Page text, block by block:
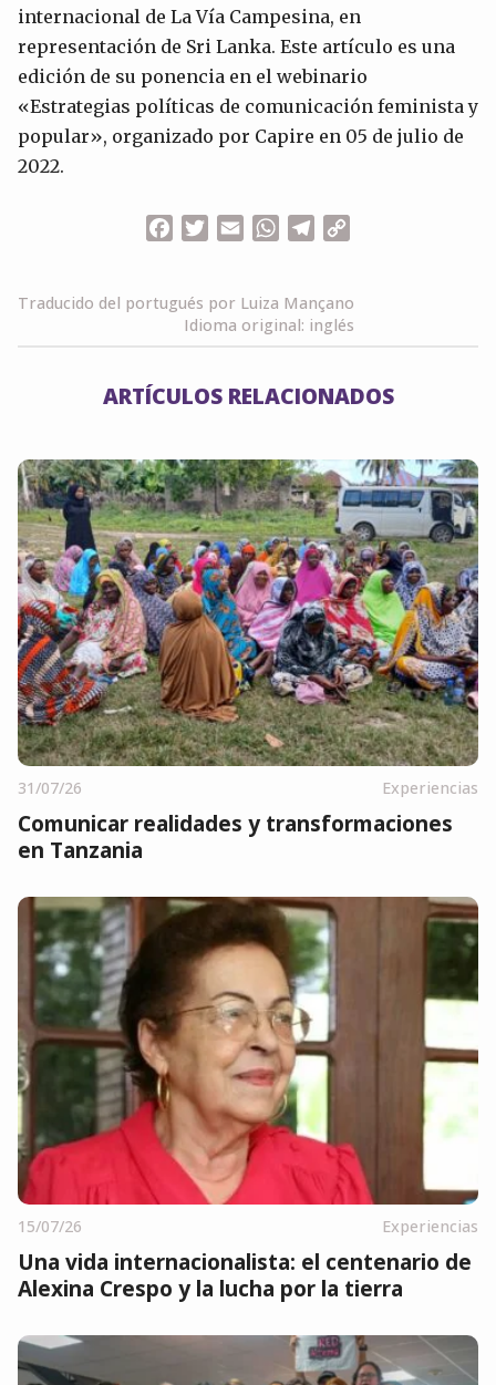
internacional de La Vía Campesina, en
representación de Sri Lanka. Este artículo es una
edición de su ponencia en el webinario
«Estrategias políticas de comunicación feminista y
popular», organizado por Capire en 05 de julio de
2022.
FacebookTwitterEmailWhatsApp
Telegram
Traducido del portugués por Luiza Mançano
Idioma original: inglés
ARTÍCULOS RELACIONADOS
31/07/26 Experiencias
Comunicar realidades y transformaciones
en Tanzania
15/07/26 Experiencias
Una vida internacionalista: el centenario de
Alexina Crespo y la lucha por la tierra